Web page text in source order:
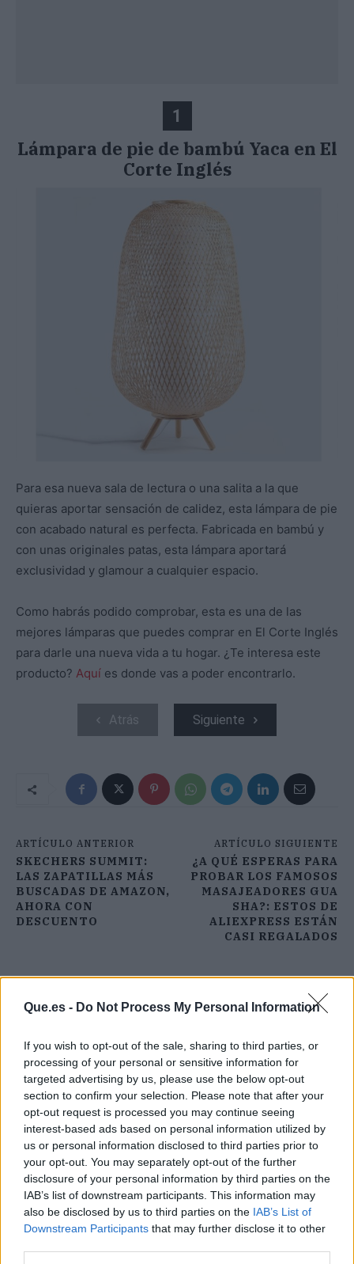
Que.es - Do Not Process My Personal Information
If you wish to opt-out of the sale, sharing to third parties, or
processing of your personal or sensitive information for
targeted advertising by us, please use the below opt-out
section to confirm your selection. Please note that after your
opt-out request is processed you may continue seeing
interest-based ads based on personal information utilized by
us or personal information disclosed to third parties prior to
your opt-out. You may separately opt-out of the further
disclosure of your personal information by third parties on the
IAB’s list of downstream participants. This information may
also be disclosed by us to third parties on the IAB’s List of
Downstream Participants that may further disclose it to other
1
Lámpara de pie de bambú Yaca en El
Corte Inglés
Para esa nueva sala de lectura o una salita a la que
quieras aportar sensación de calidez, esta lámpara de pie
con acabado natural es perfecta. Fabricada en bambú y
con unas originales patas, esta lámpara aportará
exclusividad y glamour a cualquier espacio.
Como habrás podido comprobar, esta es una de las
mejores lámparas que puedes comprar en El Corte Inglés
para darle una nueva vida a tu hogar. ¿Te interesa este
producto? Aquí es donde vas a poder encontrarlo.
Atrás Siguiente
ARTÍCULO ANTERIOR
SKECHERS SUMMIT:
LAS ZAPATILLAS MÁS
BUSCADAS DE AMAZON,
AHORA CON
DESCUENTO
ARTÍCULO SIGUIENTE
¿A QUÉ ESPERAS PARA
PROBAR LOS FAMOSOS
MASAJEADORES GUA
SHA?: ESTOS DE
ALIEXPRESS ESTÁN
CASI REGALADOS
Publicidad